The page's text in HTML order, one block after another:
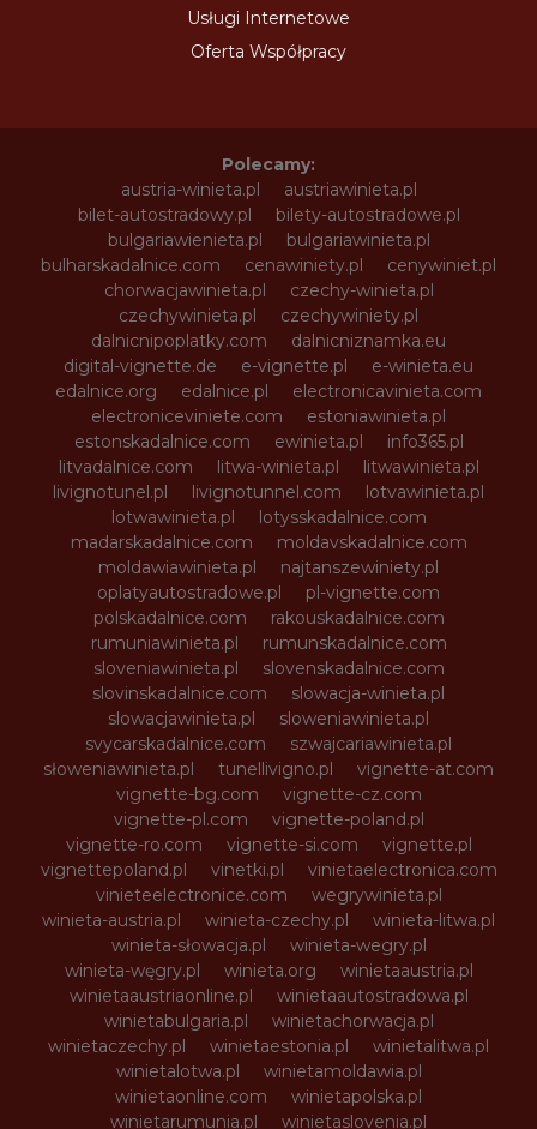
Usługi Internetowe
Oferta Współpracy
Polecamy:
austria-winieta.pl
austriawinieta.pl
bilet-autostradowy.pl
bilety-autostradowe.pl
bulgariawienieta.pl
bulgariawinieta.pl
bulharskadalnice.com
cenawiniety.pl
cenywiniet.pl
chorwacjawinieta.pl
czechy-winieta.pl
czechywinieta.pl
czechywiniety.pl
dalnicnipoplatky.com
dalnicniznamka.eu
digital-vignette.de
e-vignette.pl
e-winieta.eu
edalnice.org
edalnice.pl
electronicavinieta.com
electroniceviniete.com
estoniawinieta.pl
estonskadalnice.com
ewinieta.pl
info365.pl
litvadalnice.com
litwa-winieta.pl
litwawinieta.pl
livignotunel.pl
livignotunnel.com
lotvawinieta.pl
lotwawinieta.pl
lotysskadalnice.com
madarskadalnice.com
moldavskadalnice.com
moldawiawinieta.pl
najtanszewiniety.pl
oplatyautostradowe.pl
pl-vignette.com
polskadalnice.com
rakouskadalnice.com
rumuniawinieta.pl
rumunskadalnice.com
sloveniawinieta.pl
slovenskadalnice.com
slovinskadalnice.com
slowacja-winieta.pl
slowacjawinieta.pl
sloweniawinieta.pl
svycarskadalnice.com
szwajcariawinieta.pl
słoweniawinieta.pl
tunellivigno.pl
vignette-at.com
vignette-bg.com
vignette-cz.com
vignette-pl.com
vignette-poland.pl
vignette-ro.com
vignette-si.com
vignette.pl
vignettepoland.pl
vinetki.pl
vinietaelectronica.com
vinieteelectronice.com
wegrywinieta.pl
winieta-austria.pl
winieta-czechy.pl
winieta-litwa.pl
winieta-słowacja.pl
winieta-wegry.pl
winieta-węgry.pl
winieta.org
winietaaustria.pl
winietaaustriaonline.pl
winietaautostradowa.pl
winietabulgaria.pl
winietachorwacja.pl
winietaczechy.pl
winietaestonia.pl
winietalitwa.pl
winietalotwa.pl
winietamoldawia.pl
winietaonline.com
winietapolska.pl
winietarumunia.pl
winietaslovenia.pl